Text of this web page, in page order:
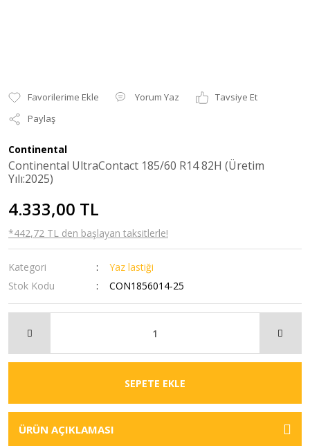
Yorum Yaz
Tavsiye Et
Paylaş
Continental
Continental UltraContact 185/60 R14 82H (Üretim
Yılı:2025)
4.333,00 TL
*442,72 TL den başlayan taksitlerle!
Kategori
Yaz lastiği
Stok Kodu
CON1856014-25
SEPETE EKLE
ÜRÜN AÇIKLAMASI